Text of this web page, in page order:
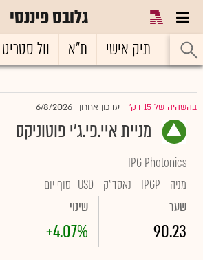
גלובס פיננסי
ראשי תיק אישי ת"א וול סטריט
בהשהיה של 15 דק' עדכון אחרון 6/8/2026
מניית איי.פי.ג'י פוטוניקס
IPG Photonics
מניה
IPGP נאסד"ק USD סוף יום
שער
90.23
שינוי
+4.07%